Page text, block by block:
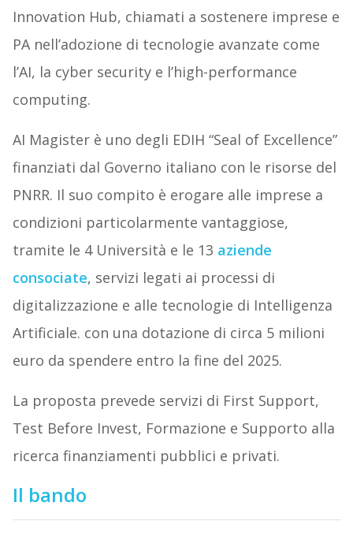
Innovation Hub, chiamati a sostenere imprese e
PA nell’adozione di tecnologie avanzate come
l’AI, la cyber security e l’high-performance
computing.
AI Magister è uno degli EDIH “Seal of Excellence”
finanziati dal Governo italiano con le risorse del
PNRR. Il suo compito è erogare alle imprese a
condizioni particolarmente vantaggiose,
tramite le 4 Università e le 13 aziende
consociate, servizi legati ai processi di
digitalizzazione e alle tecnologie di Intelligenza
Artificiale. con una dotazione di circa 5 milioni
euro da spendere entro la fine del 2025.
La proposta prevede servizi di First Support,
Test Before Invest, Formazione e Supporto alla
ricerca finanziamenti pubblici e privati.
Il bando